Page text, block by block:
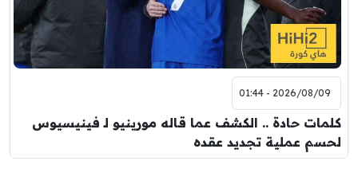
2026/08/09 - 01:44
كلمات حادة .. الكشف عما قاله مورينيو لـ فينيسيوس
لحسم عملية تجديد عقده